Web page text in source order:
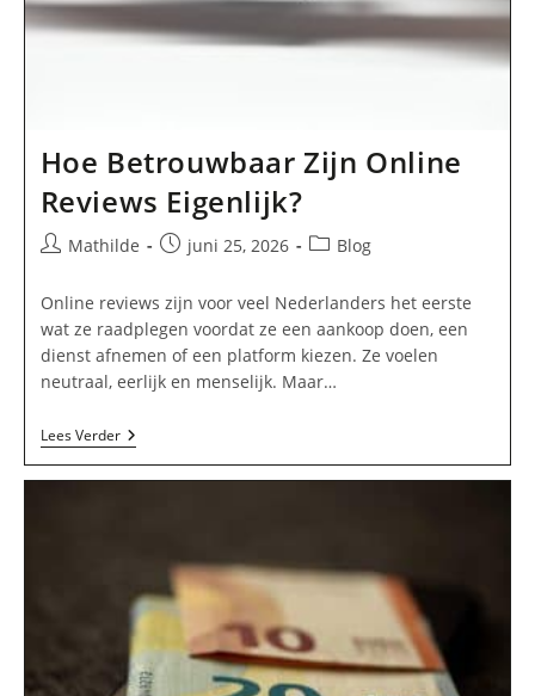
Hoe Betrouwbaar Zijn Online
Reviews Eigenlijk?
BerichtMathilde
Bericht
op:
juni 25, 2026 Berichtcategorie:
Blog
Online reviews zijn voor veel Nederlanders het eerste
wat ze raadplegen voordat ze een aankoop doen, een
dienst afnemen of een platform kiezen. Ze voelen
neutraal, eerlijk en menselijk. Maar…
Lees VerderHoe
Betrouwbaar